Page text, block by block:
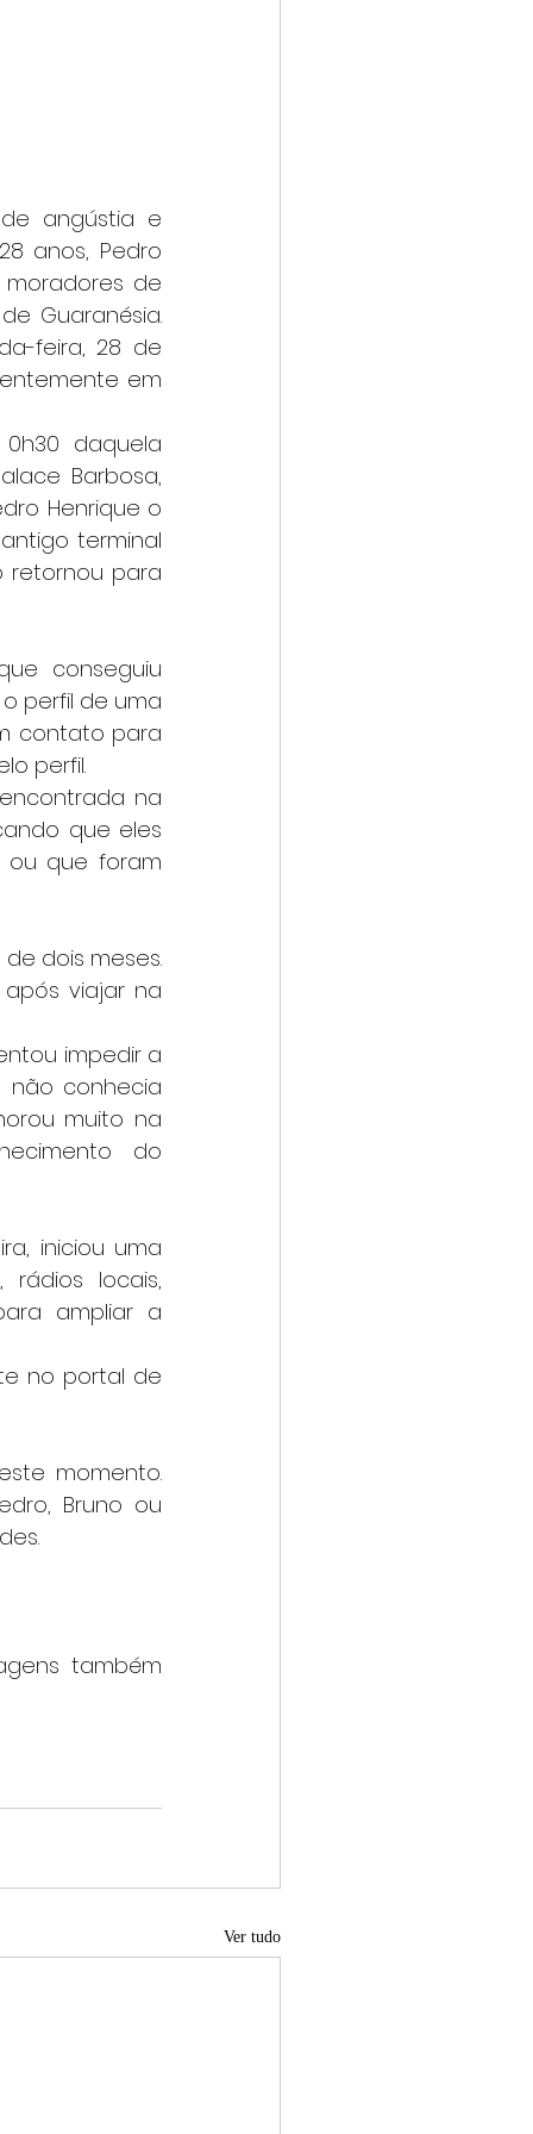
anos, Pedro
moradores de
Guaranésia.
feira, 28 de
em
Barbosa,
Henrique o
terminal
retornou para
perfil de uma
contato para
perfil.
que eles
que foram
viajar na
não conhecia
muito na
do
rádios locais,
ampliar a
Bruno ou
também
Ver tudo